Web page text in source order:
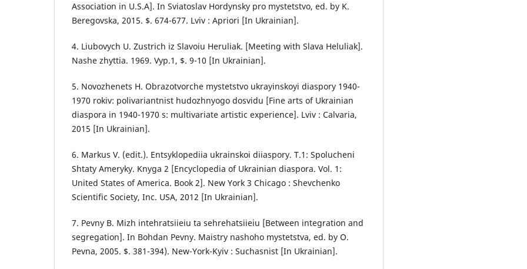
Association in U.S.A]. In Sviatoslav Hordynsky pro mystetstvo, ed. by K.
Beregovska, 2015. $. 674-677. Lviv : Apriori [In Ukrainian].
4. Liubovych U. Zustrich iz Slavoiu Heruliak. [Meeting with Slava Heluliak].
Nashe zhyttia. 1969. Vyp.1, $. 9-10 [In Ukrainian].
5. Novozhenets H. Obrazotvorche mystetstvo ukrayinskoyi diaspory 1940-
1970 rokiv: polivariantnist hudozhnyogo dosvidu [Fine arts of Ukrainian
diaspora in 1940-1970 s: multivariate artistic experience]. Lviv : Calvaria,
2015 [In Ukrainian].
6. Markus V. (edit.). Entsyklopediia ukrainskoi diiaspory. T.1: Spolucheni
Shtaty Ameryky. Knyga 2 [Encyclopedia of Ukrainian diaspora. Vol. 1:
United States of America. Book 2]. New York 3 Chicago : Shevchenko
Scientific Society, Inc. USA, 2012 [In Ukrainian].
7. Pevny B. Mizh intehratsiieiu ta sehrehatsiieiu [Between integration and
segregation]. In Bohdan Pevny. Maistry nashoho mystetstva, ed. by O.
Pevna, 2005. $. 381-394). New-York-Kyiv : Suchasnist [In Ukrainian].